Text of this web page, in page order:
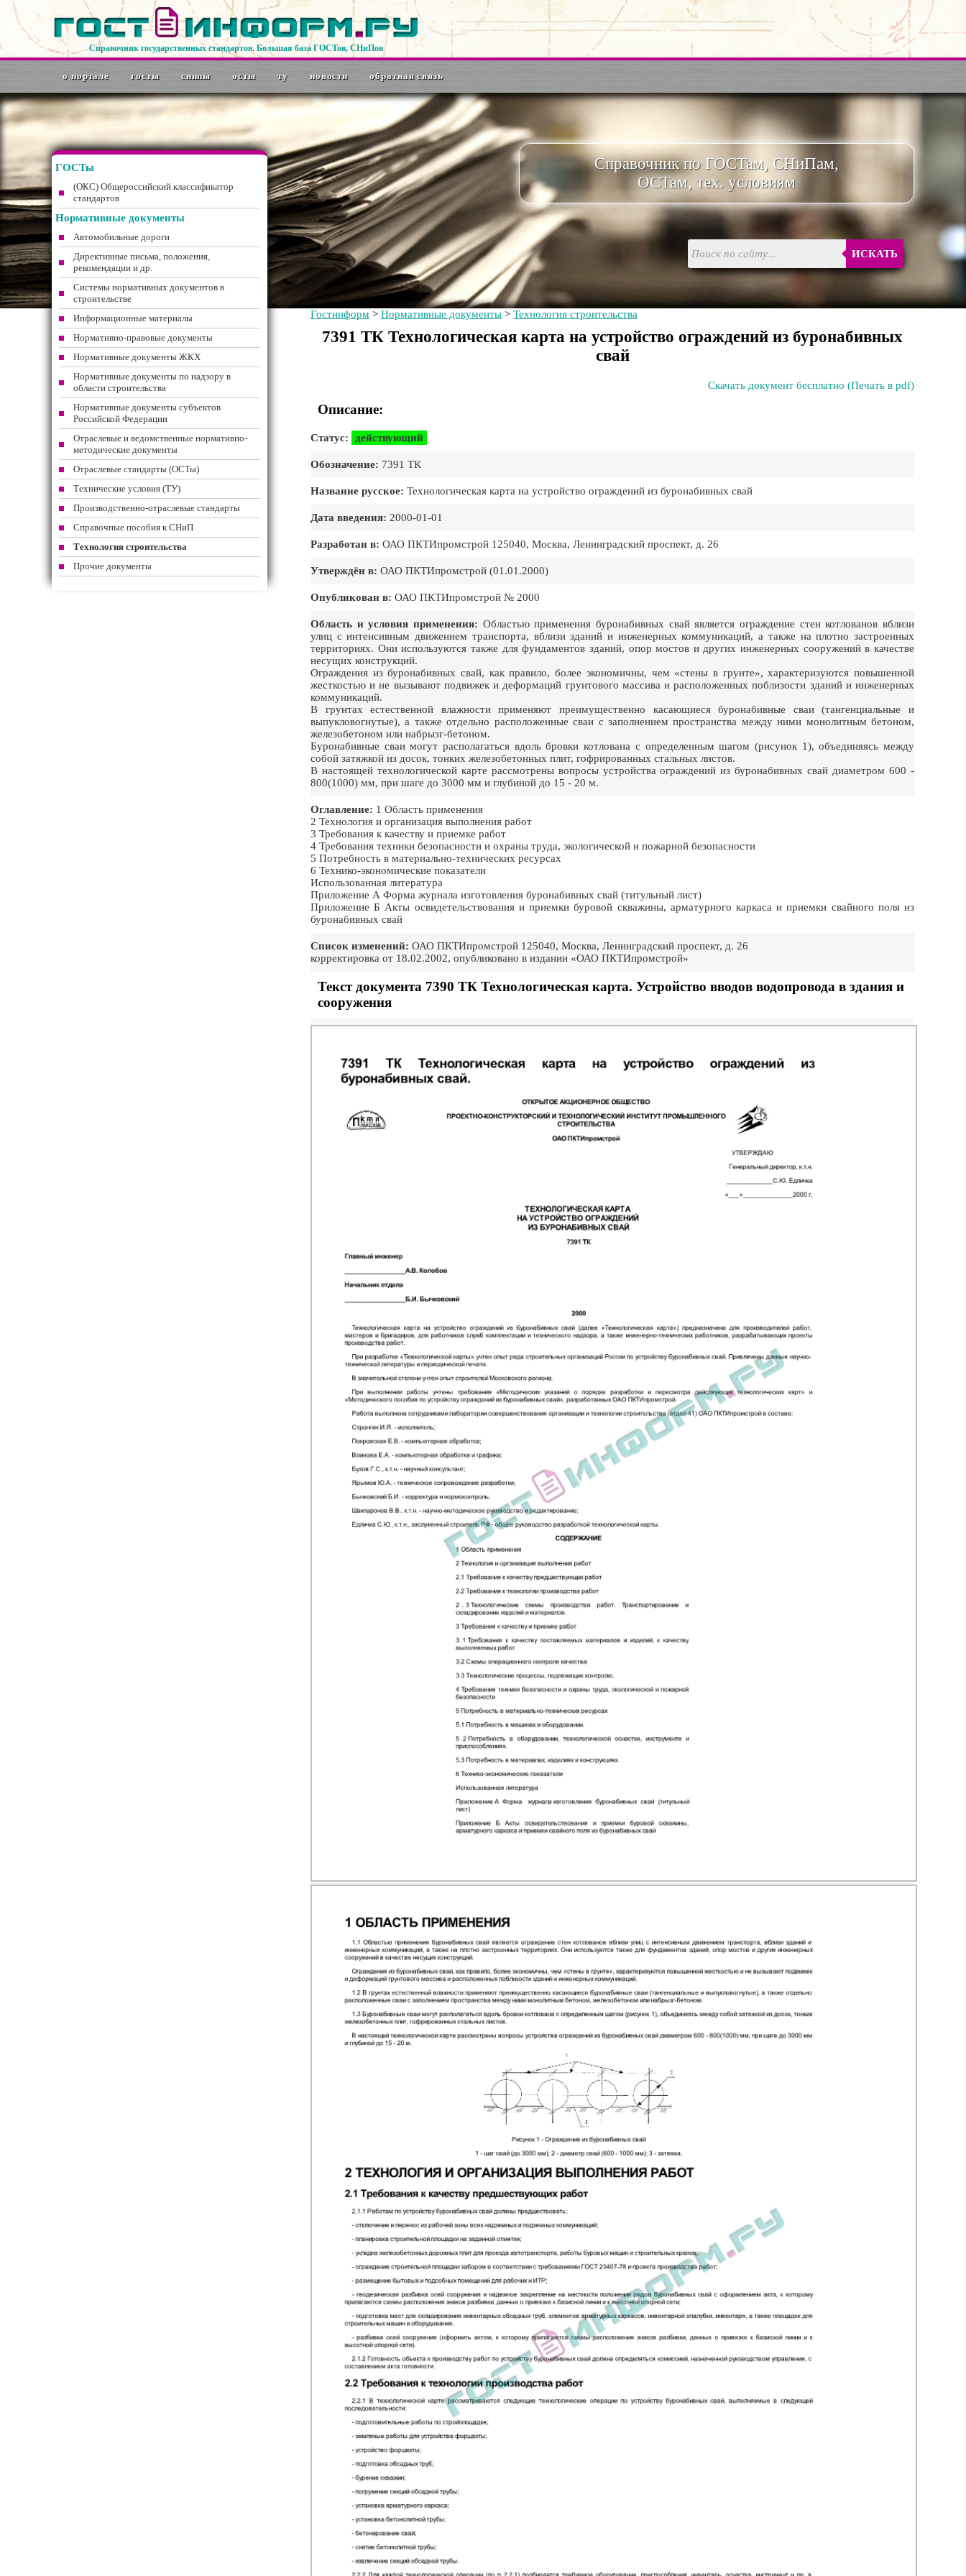
Справочник государственных стандартов. Большая база ГОСТов, СНиПов
о портале госты снипы осты ту новости обратная связь
Справочник по ГОСТам, СНиПам,
ОСТам, тех. условиям
ИСКАТЬ
Гостинформ > Нормативные документы > Технология строительства
7391 ТК Технологическая карта на устройство ограждений из буронабивных
свай
Скачать документ бесплатно (Печать в pdf)
Описание:
Статус: действующий
Обозначение: 7391 ТК
Название русское: Технологическая карта на устройство ограждений из буронабивных свай
Дата введения: 2000-01-01
Разработан в: ОАО ПКТИпромстрой 125040, Москва, Ленинградский проспект, д. 26
Утверждён в: ОАО ПКТИпромстрой (01.01.2000)
Опубликован в: ОАО ПКТИпромстрой № 2000
Область и условия применения: Областью применения буронабивных свай является ограждение стен котлованов вблизи
улиц с интенсивным движением транспорта, вблизи зданий и инженерных коммуникаций, а также на плотно застроенных
территориях. Они используются также для фундаментов зданий, опор мостов и других инженерных сооружений в качестве
несущих конструкций.
Ограждения из буронабивных свай, как правило, более экономичны, чем «стены в грунте», характеризуются повышенной
жесткостью и не вызывают подвижек и деформаций грунтового массива и расположенных поблизости зданий и инженерных
коммуникаций.
В грунтах естественной влажности применяют преимущественно касающиеся буронабивные сваи (тангенциальные и
выпукловогнутые), а также отдельно расположенные сваи с заполнением пространства между ними монолитным бетоном,
железобетоном или набрызг-бетоном.
Буронабивные сваи могут располагаться вдоль бровки котлована с определенным шагом (рисунок 1), объединяясь между
собой затяжкой из досок, тонких железобетонных плит, гофрированных стальных листов.
В настоящей технологической карте рассмотрены вопросы устройства ограждений из буронабивных свай диаметром 600 -
800(1000) мм, при шаге до 3000 мм и глубиной до 15 - 20 м.
Оглавление: 1 Область применения
2 Технология и организация выполнения работ
3 Требования к качеству и приемке работ
4 Требования техники безопасности и охраны труда, экологической и пожарной безопасности
5 Потребность в материально-технических ресурсах
6 Технико-экономические показатели
Использованная литература
Приложение А Форма журнала изготовления буронабивных свай (титульный лист)
Приложение Б Акты освидетельствования и приемки буровой скважины, арматурного каркаса и приемки свайного поля из
буронабивных свай
Список изменений: ОАО ПКТИпромстрой 125040, Москва, Ленинградский проспект, д. 26
корректировка от 18.02.2002, опубликовано в издании «ОАО ПКТИпромстрой»
Текст документа 7390 ТК Технологическая карта. Устройство вводов водопровода в здания и
сооружения
ГОСТы
(ОКС) Общероссийский классификатор
стандартов
Нормативные документы
Автомобильные дороги
Директивные письма, положения,
рекомендации и др.
Системы нормативных документов в
строительстве
Информационные материалы
Нормативно-правовые документы
Нормативные документы ЖКХ
Нормативные документы по надзору в
области строительства
Нормативные документы субъектов
Российской Федерации
Отраслевые и ведомственные нормативно-
методические документы
Отраслевые стандарты (ОСТы)
Технические условия (ТУ)
Производственно-отраслевые стандарты
Справочные пособия к СНиП
Технология строительства
Прочие документы